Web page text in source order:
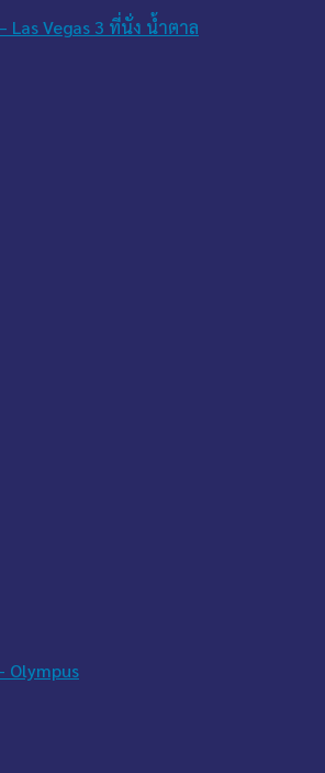
Las Vegas 3 ที่นั่ง น้ำตาล
Olympus